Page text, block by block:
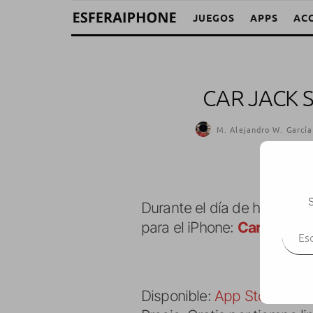
JUEGOS APPS
CAR JACK
M. Alejandro W.
Durante el día de hoy, os
para el iPhone: Car Jack
Disponible: App Store